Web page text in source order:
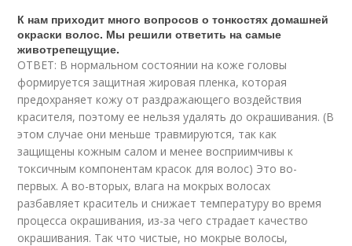
К нам приходит много вопросов о тонкостях домашней
окраски волос. Мы решили ответить на самые
животрепещущие.
ОТВЕТ: В нормальном состоянии на коже головы
формируется защитная жировая пленка, которая
предохраняет кожу от раздражающего воздействия
красителя, поэтому ее нельзя удалять до окрашивания. (В
этом случае они меньше травмируются, так как
защищены кожным салом и менее восприимчивы к
токсичным компонентам красок для волос) Это во-
первых. А во-вторых, влага на мокрых волосах
разбавляет краситель и снижает температуру во время
процесса окрашивания, из-за чего страдает качество
окрашивания. Так что чистые, но мокрые волосы,